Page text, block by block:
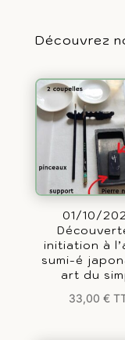
Découvrez
01/10/
initiation à
sumi-é
art du
33,00€